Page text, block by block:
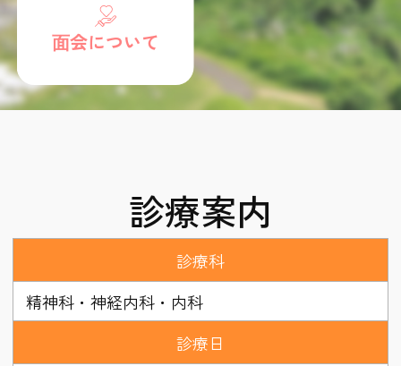
⾯会について
診療案内
診療科
精神科・神経内科・内科
診療日